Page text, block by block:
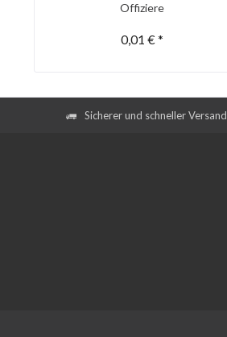
Offiziere
0,01 € *
Sicherer und schneller Versand